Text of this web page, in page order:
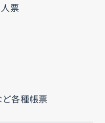
人票
各種帳票